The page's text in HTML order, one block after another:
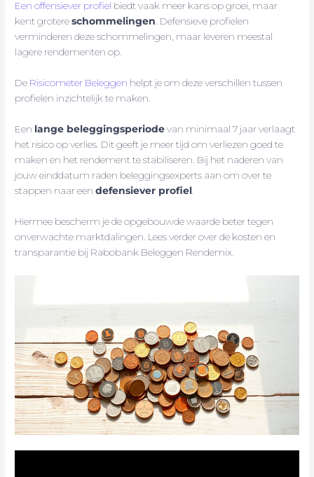
Een offensiever profiel biedt vaak meer kans op groei, maar
kent grotereschommelingen. Defensieve profielen
verminderen deze schommelingen, maar leveren meestal
lagere rendementen op.
De Risicometer Beleggen helpt je om deze verschillen tussen
profielen inzichtelijk te maken.
Een lange beleggingsperiodevan minimaal 7 jaar verlaagt
het risico op verlies. Dit geeft je meer tijd om verliezen goed te
maken en het rendement te stabiliseren. Bij het naderen van
jouw einddatum raden beleggingsexperts aan om over te
stappen naar eendefensiever profiel.
Hiermee bescherm je de opgebouwde waarde beter tegen
onverwachte marktdalingen. Lees verder over de kosten en
transparantie bij Rabobank Beleggen Rendemix.